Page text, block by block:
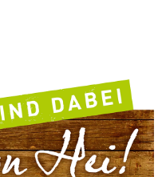
Manz